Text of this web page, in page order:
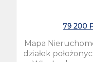
79 200
Mapa
działek